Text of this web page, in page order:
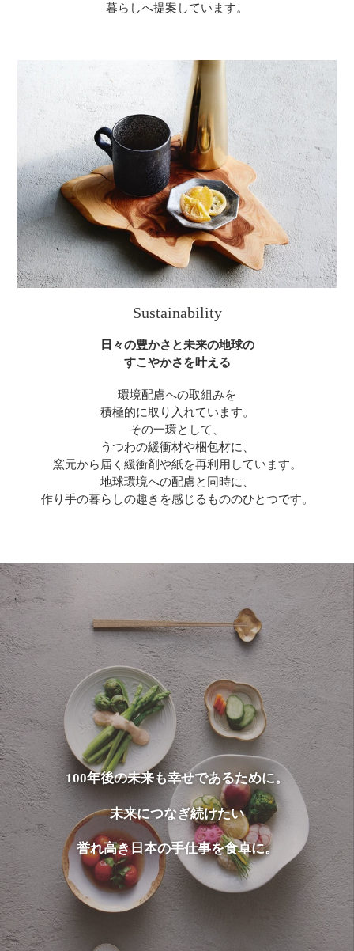
暮らしへ提案しています。
Sustainability
日々の豊かさと未来の地球の
すこやかさを叶える
環境配慮への取組みを
積極的に取り入れています。
その一環として、
うつわの緩衝材や梱包材に、
窯元から届く緩衝剤や紙を再利用しています。
地球環境への配慮と同時に、
作り手の暮らしの趣きを感じるもののひとつです。
100年後の未来も幸せであるために。
未来につなぎ続けたい
誉れ高き日本の手仕事を食卓に。